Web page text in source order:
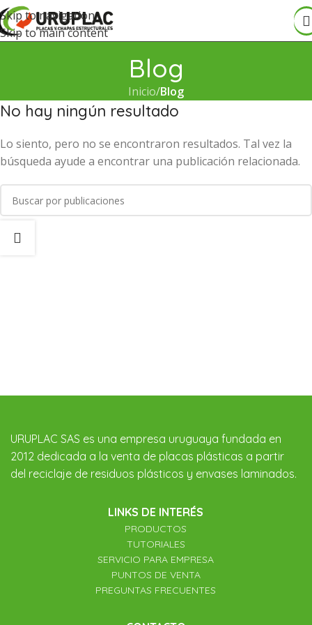
Skip to navigation
Skip to main content
Blog
Inicio/Blog
No hay ningún resultado
Lo siento, pero no se encontraron resultados. Tal vez la
búsqueda ayude a encontrar una publicación relacionada.
URUPLAC SAS es una empresa uruguaya fundada en
2012 dedicada a la venta de placas plásticas a partir
del reciclaje de residuos plásticos y envases laminados.
LINKS DE INTERÉS
PRODUCTOS
TUTORIALES
SERVICIO PARA EMPRESA
PUNTOS DE VENTA
PREGUNTAS FRECUENTES